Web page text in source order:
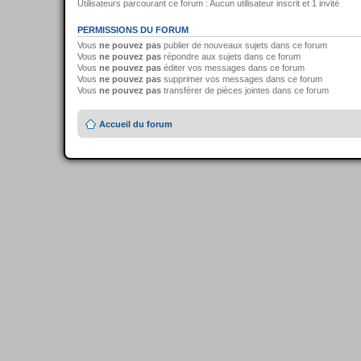
Utilisateurs parcourant ce forum : Aucun utilisateur inscrit et 1 invité
PERMISSIONS DU FORUM
Vous ne pouvez pas publier de nouveaux sujets dans ce forum
Vous ne pouvez pas répondre aux sujets dans ce forum
Vous ne pouvez pas éditer vos messages dans ce forum
Vous ne pouvez pas supprimer vos messages dans ce forum
Vous ne pouvez pas transférer de pièces jointes dans ce forum
Accueil du forum